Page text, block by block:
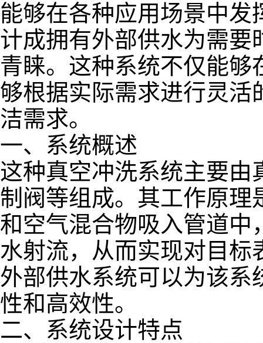
能够在各种应用场景中
计成拥有外部供水为需要
青睐。这种系统不仅能
够根据实际需求进行灵活
洁需求。
一、系统概述
这种真空冲洗系统主要
制阀等组成。其工作原理
和空气混合物吸入管道中
水射流，从而实现对目标
外部供水系统可以为该系
性和高效性。
二、系统设计特点